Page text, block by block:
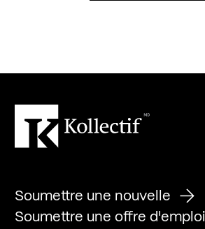
Soumettre une nouvelle
Soumettre une offre d'emploi